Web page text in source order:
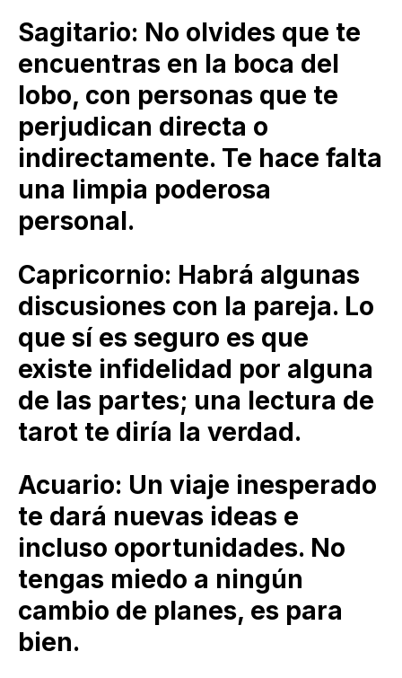
Sagitario: No olvides que te
encuentras en la boca del
lobo, con personas que te
perjudican directa o
indirectamente. Te hace falta
una limpia poderosa
personal.
Capricornio: Habrá algunas
discusiones con la pareja. Lo
que sí es seguro es que
existe infidelidad por alguna
de las partes; una lectura de
tarot te diría la verdad.
Acuario: Un viaje inesperado
te dará nuevas ideas e
incluso oportunidades. No
tengas miedo a ningún
cambio de planes, es para
bien.